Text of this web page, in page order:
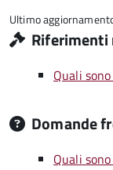
5
Ultimo
Quali
Domande
Quali